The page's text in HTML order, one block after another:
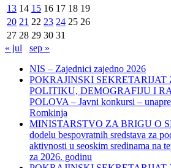
13 14 15 16 17 18 19
20 21 22 23 24 25 26
27 28 29 30 31
« jul
sep »
NIS – Zajednici zajedno 2026
POKRAJINSKI SEKRETARIJAT
POLITIKU, DEMOGRAFIJU I
POLOVA – Javni konkursi –
Romkinja
MINISTARSTVO ZA BRIGU O
dodelu bespovratnih sredstava za
aktivnosti u seoskim sredinama na
za 2026. godinu